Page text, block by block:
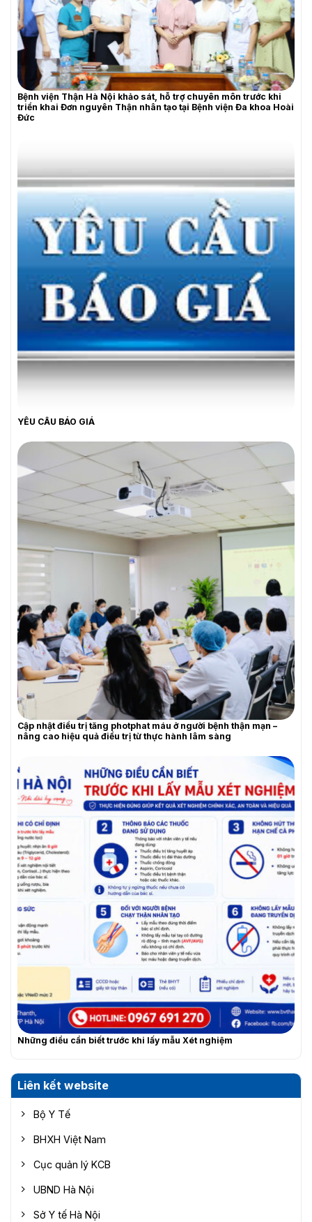
YÊU CẦU BÁO GIÁ
Bệnh viện Thận Hà Nội khảo sát, hỗ trợ chuyên môn trước khi
triển khai Đơn nguyên Thận nhân tạo tại Bệnh viện Đa khoa Hoài
Đức
YÊU CẦU BÁO GIÁ
Cập nhật điều trị tăng photphat máu ở người bệnh thận mạn –
nâng cao hiệu quả điều trị từ thực hành lâm sàng
Những điều cần biết trước khi lấy mẫu Xét nghiệm
Liên kết website
Bộ Y Tế
BHXH Việt Nam
Cục quản lý KCB
UBND Hà Nội
Sở Y tế Hà Nội